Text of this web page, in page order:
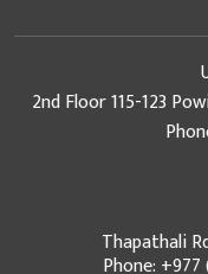
2nd Floor 115-123
Thapathali
Phone: +977